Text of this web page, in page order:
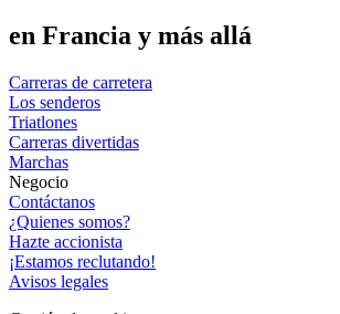
en Francia y más allá
Carreras de carretera
Los senderos
Triatlones
Carreras divertidas
Marchas
Negocio
Contáctanos
¿Quienes somos?
Hazte accionista
¡Estamos reclutando!
Avisos legales